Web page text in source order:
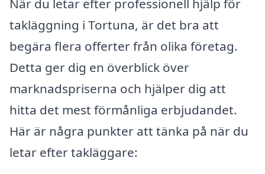
När du letar efter professionell hjälp för
takläggning i Tortuna, är det bra att
begära flera offerter från olika företag.
Detta ger dig en överblick över
marknadspriserna och hjälper dig att
hitta det mest förmånliga erbjudandet.
Här är några punkter att tänka på när du
letar efter takläggare: